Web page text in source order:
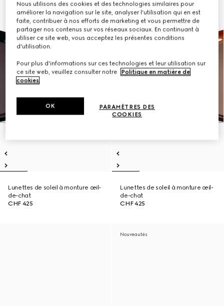
Lunettes de soleil à monture œil-
de-chat
CHF 425
Lunettes de soleil à monture œil-
de-chat
CHF 425
Nouveautés
Nous utilisons des cookies et des technologies similaires pour
améliorer la navigation sur le site, analyser l'utilisation qui en est
faite, contribuer à nos efforts de marketing et vous permettre de
partager nos contenus sur vos réseaux sociaux. En continuant à
utiliser ce site web, vous acceptez les présentes conditions
d'utilisation.
Pour plus d'informations sur ces technologies et leur utilisation sur
ce site web, veuillez consulter notre
Politique en matière de
cookies.
PARAMÈTRES DES
COOKIES
OK